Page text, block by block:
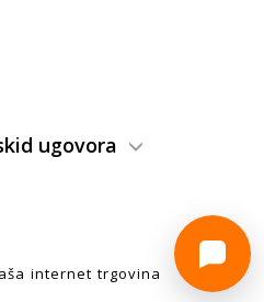
ugovora
internet trgovina